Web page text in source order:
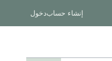
إنشاء حسابدخول